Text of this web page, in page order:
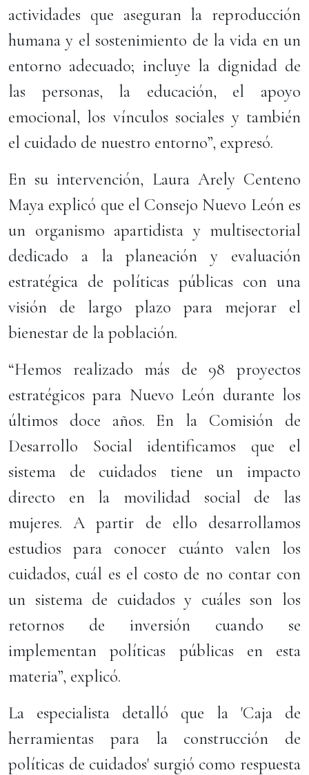
actividades que aseguran la reproducción
humana y el sostenimiento de la vida en un
entorno adecuado; incluye la dignidad de
las personas, la educación, el apoyo
emocional, los vínculos sociales y también
el cuidado de nuestro entorno”, expresó.
En su intervención, Laura Arely Centeno
Maya explicó que el Consejo Nuevo León es
un organismo apartidista y multisectorial
dedicado a la planeación y evaluación
estratégica de políticas públicas con una
visión de largo plazo para mejorar el
bienestar de la población.
“Hemos realizado más de 98 proyectos
estratégicos para Nuevo León durante los
últimos doce años. En la Comisión de
Desarrollo Social identificamos que el
sistema de cuidados tiene un impacto
directo en la movilidad social de las
mujeres. A partir de ello desarrollamos
estudios para conocer cuánto valen los
cuidados, cuál es el costo de no contar con
un sistema de cuidados y cuáles son los
retornos de inversión cuando se
implementan políticas públicas en esta
materia”, explicó.
La especialista detalló que la 'Caja de
herramientas para la construcción de
políticas de cuidados' surgió como respuesta